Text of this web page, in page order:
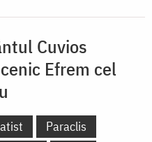
Cuvios
Efrem cel
Paraclis